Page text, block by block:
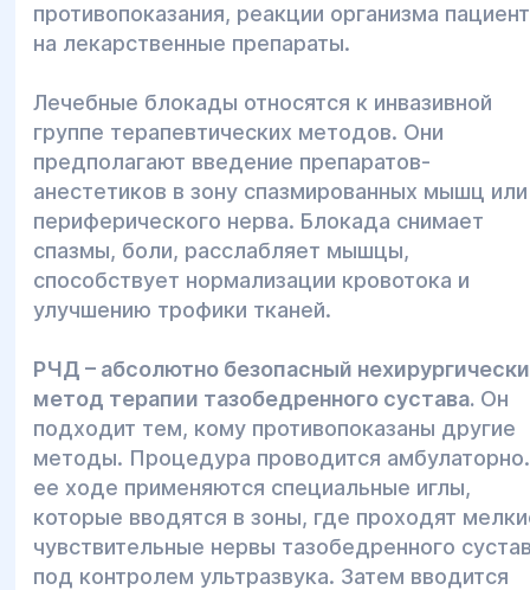
противопоказания, реакции организма
на лекарственные препараты.
Лечебные блокады относятся к инвазивной
группе терапевтических методов. Они
предполагают введение препаратов-
анестетиков в зону спазмированных мышц или
периферического нерва. Блокада снимает
спазмы, боли, расслабляет мышцы,
способствует нормализации кровотока и
улучшению трофики тканей.
РЧД – абсолютно безопасный
метод терапии тазобедренного сустава. Он
подходит тем, кому противопоказаны другие
методы. Процедура проводится
ее ходе применяются специальные иглы,
которые вводятся в зоны, где проходят
чувствительные нервы тазобедренного
под контролем ультразвука. Затем вводится